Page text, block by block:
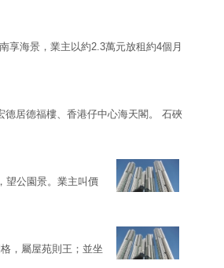
享海景，業主以約2.3萬元放租約4個月
德居德福樓、香港仔中心海天閣。 石硤
望公園景。業主叫價
，屬屋苑則王；並坐